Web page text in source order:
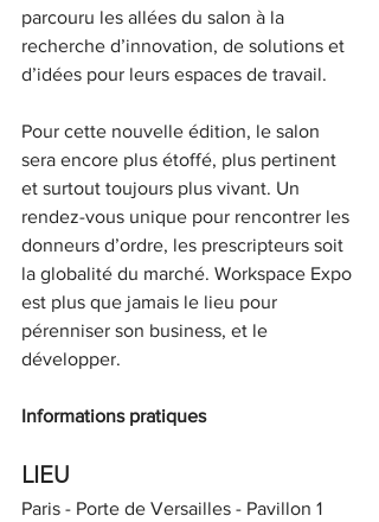
parcouru les allées du salon à la
recherche d’innovation, de solutions et
d’idées pour leurs espaces de travail.
Pour cette nouvelle édition, le salon
sera encore plus étoffé, plus pertinent
et surtout toujours plus vivant. Un
rendez-vous unique pour rencontrer les
donneurs d’ordre, les prescripteurs soit
la globalité du marché. Workspace Expo
est plus que jamais le lieu pour
pérenniser son business, et le
développer.
Informations pratiques
LIEU
Paris - Porte de Versailles - Pavillon 1